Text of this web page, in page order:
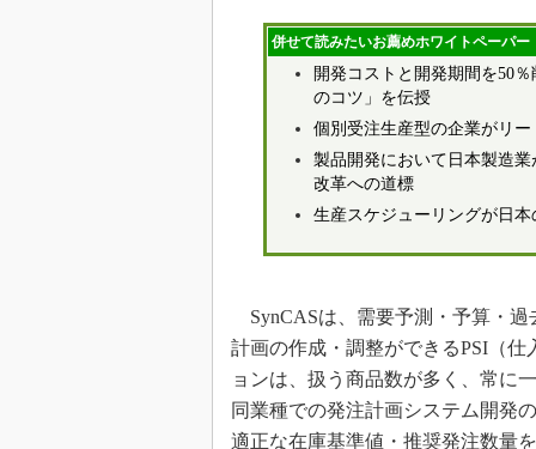
併せて読みたいお薦めホワイトペーパー
開発コストと開発期間を50
のコツ」を伝授
個別受注生産型の企業がリ
製品開発において日本製造
改革への道標
生産スケジューリングが日
SynCASは、需要予測・予算・過
計画の作成・調整ができるPSI（
ョンは、扱う商品数が多く、常に
同業種での発注計画システム開発
適正な在庫基準値・推奨発注数量